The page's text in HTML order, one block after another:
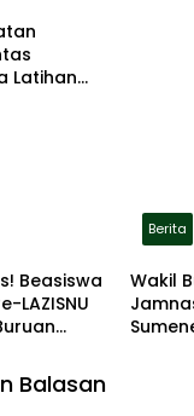
Latihan
Beasiswa
LAZISNU
Berita
Wakil
Balasan